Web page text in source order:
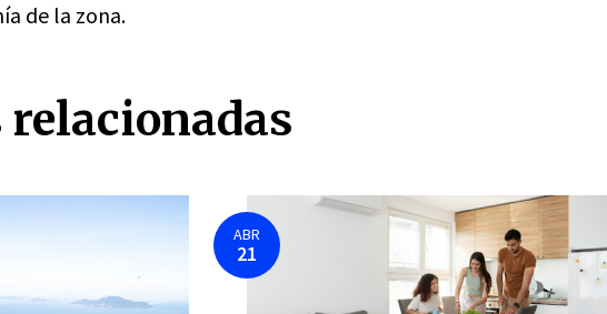
de la zona.
ABR
21